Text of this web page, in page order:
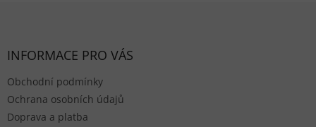
INFORMACE PRO VÁS
Obchodní podmínky
Ochrana osobních údajů
Doprava a platba